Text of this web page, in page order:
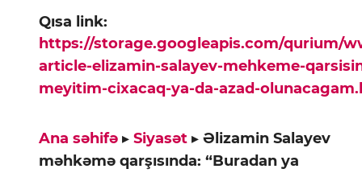
Qısa link:
https://storage.googleapis.com/qurium/
article-elizamin-salayev-mehkeme-
meyitim-cixacaq-ya-da-azad-
Ana səhifə ▸ Siyasət ▸ Əlizamin Salayev
məhkəmə qarşısında: “Buradan ya